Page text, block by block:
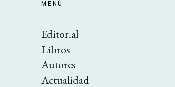
MENÚ
Editorial
Libros
Autores
Actualidad